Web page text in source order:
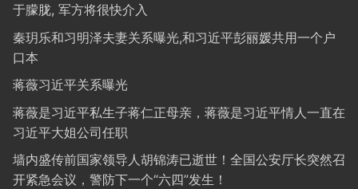
于朦胧, 军方将很快介入
秦玥乐和习明泽夫妻关系曝光,和习近平彭丽媛共用一个户
口本
蒋薇习近平关系曝光
蒋薇是习近平私生子蒋仁正母亲，蒋薇是习近平情人一直在
习近平大姐公司任职
墙内盛传前国家领导人胡锦涛已逝世！全国公安厅长突然召
开紧急会议，警防下一个“六四”发生！